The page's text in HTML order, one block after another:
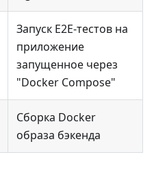
Запуск E2E-тестов на
приложение
запущенное через
"Docker Compose"
Сборка Docker
образа бэкенда